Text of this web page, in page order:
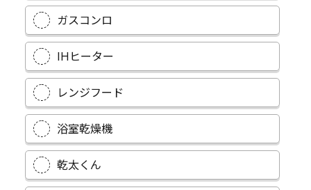
ガスコンロ
IHヒーター
レンジフード
浴室乾燥機
乾太くん